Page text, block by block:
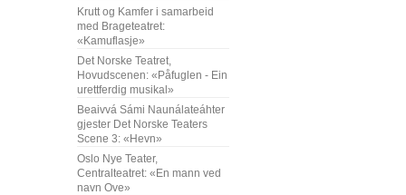
Krutt og Kamfer i samarbeid
med Brageteatret:
«Kamuflasje»
Det Norske Teatret,
Hovudscenen: «Påfuglen - Ein
urettferdig musikal»
Beaivvá Sámi Naunálateáhter
gjester Det Norske Teaters
Scene 3: «Hevn»
Oslo Nye Teater,
Centralteatret: «En mann ved
navn Ove»